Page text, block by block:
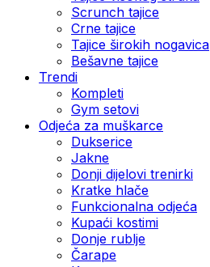
Scrunch tajice
Crne tajice
Tajice širokih nogavica
Bešavne tajice
Trendi
Kompleti
Gym setovi
Odjeća za muškarce
Dukserice
Jakne
Donji dijelovi trenirki
Kratke hlače
Funkcionalna odjeća
Kupaći kostimi
Donje rublje
Čarape